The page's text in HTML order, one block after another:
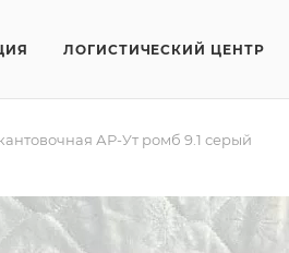
ЛОГИСТИЧЕСКИЙ ЦЕНТР
АР-Ут ромб 9.1 серый
АР-Ут ромб